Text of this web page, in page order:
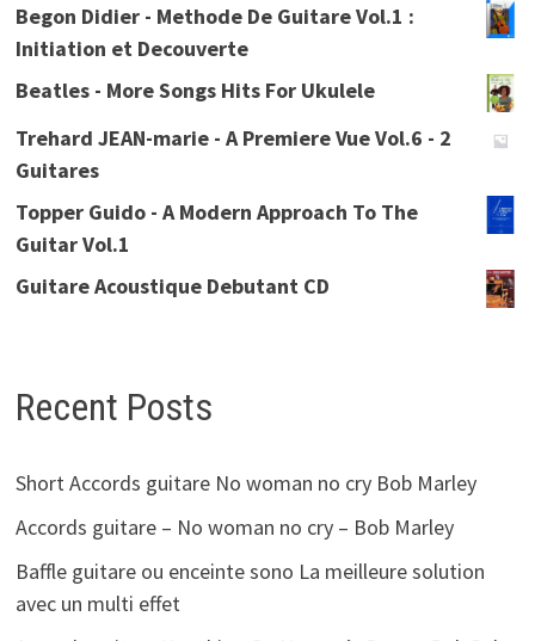
Begon Didier - Methode De Guitare Vol.1 :
Initiation et Decouverte
Beatles - More Songs Hits For Ukulele
Trehard JEAN-marie - A Premiere Vue Vol.6 - 2
Guitares
Topper Guido - A Modern Approach To The
Guitar Vol.1
Guitare Acoustique Debutant CD
Recent Posts
Short Accords guitare No woman no cry Bob Marley
Accords guitare – No woman no cry – Bob Marley
Baffle guitare ou enceinte sono La meilleure solution
avec un multi effet